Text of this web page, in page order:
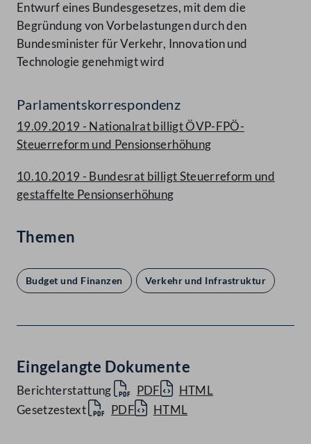
Entwurf eines Bundesgesetzes, mit dem die
Begründung von Vorbelastungen durch den
Bundesminister für Verkehr, Innovation und
Technologie genehmigt wird
Parlamentskorrespondenz
19.09.2019 - Nationalrat billigt ÖVP-FPÖ-
Steuerreform und Pensionserhöhung
10.10.2019 - Bundesrat billigt Steuerreform und
gestaffelte Pensionserhöhung
Themen
Budget und Finanzen Verkehr und Infrastruktur
Eingelangte Dokumente
Berichterstattung PDF
HTML
Gesetzestext
PDF HTML